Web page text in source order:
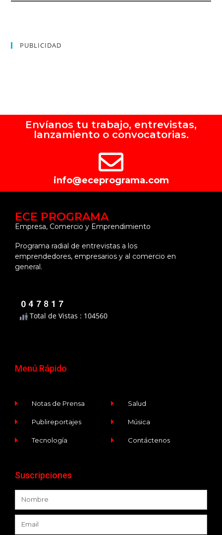
PUBLICIDAD
Envíanos tu trabajo, entrevistas,
lanzamiento o convocatorias.
info@eceprograma.com
ECE PROGRAMA
Empresa, Comercio y Emprendimiento
Programa radial de entrevistas a los
emprendedores, empresarios y al comercio en
general.
Total de Vistas : 104560
Menú Rápido
Notas de Prensa
Publireportajes
Tecnología
Salud
Música
Contáctenos
Suscripciones